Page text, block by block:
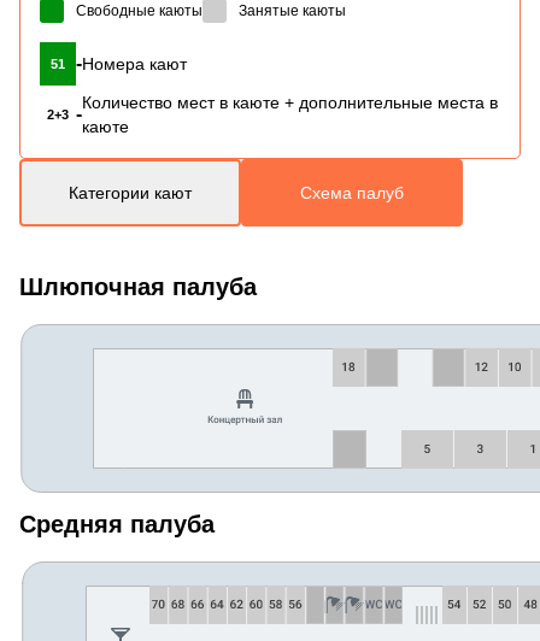
Свободные каюты Занятые каюты
51 -Номера кают
2+3 -
Количество мест в каюте + дополнительные места в
каюте
Категории кают Схема палуб
Шлюпочная палуба
Средняя палуба